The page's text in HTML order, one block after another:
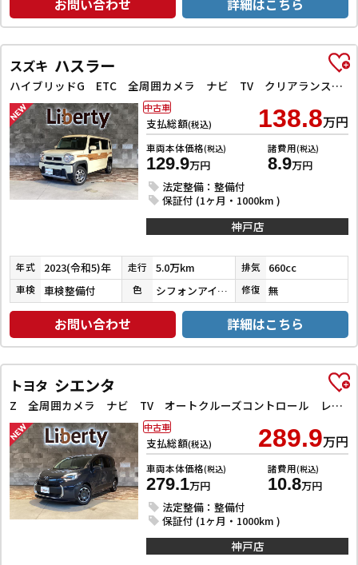
お問い合わせ 詳細はこちら
スズキ ハスラー
ハイブリッドG ETC 全周囲カメラ ナビ TV クリアランスソナー オートクルーズコントロール レーンアシスト 衝突被害軽減システム オートライト スマートキー アイドリングストップ
支払総額(税込) 138.8万円
車両本体価格(税込)
129.9万円
諸費用(税込)
8.9万円
法定整備：整備付
保証付 (1ヶ月・1000km )
中古車
神戸店
年式 2023(令和5)年 走行 5.0万km 排気 660cc
車検 車検整備付 色 シフォンアイボリーメタリック 修復 無
お問い合わせ 詳細はこちら
トヨタ シエンタ
Z 全周囲カメラ ナビ TV オートクルーズコントロール レーンアシスト 衝突被害軽減システム 両側電動スライドドア オートマチックハイビーム オートライト LEDヘッドランプ スマートキー
支払総額(税込) 289.9万円
車両本体価格(税込)
279.1万円
諸費用(税込)
10.8万円
法定整備：整備付
保証付 (1ヶ月・1000km )
中古車
神戸店